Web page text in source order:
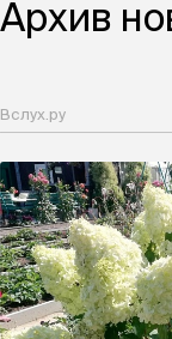
Архив
Вслух.ру